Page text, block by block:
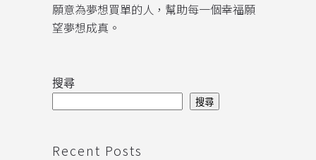
願意為夢想買單的人，幫助每一個幸福願
望夢想成真。
搜尋
搜尋
Recent Posts